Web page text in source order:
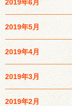
2019年6月
2019年5月
2019年4月
2019年3月
2019年2月